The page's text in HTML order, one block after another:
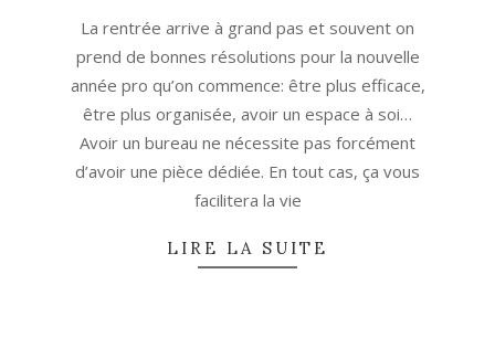
21
La rentrée arrive à grand pas et souvent on
prend de bonnes résolutions pour la nouvelle
année pro qu’on commence: être plus efficace,
être plus organisée, avoir un espace à soi…
Avoir un bureau ne nécessite pas forcément
d’avoir une pièce dédiée. En tout cas, ça vous
facilitera la vie
LIRE LA SUITE